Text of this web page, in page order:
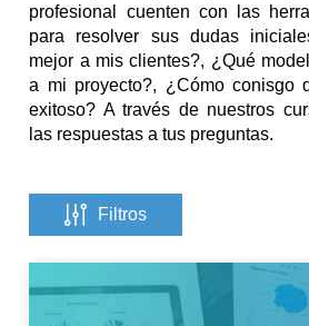
profesional cuenten con las
para resolver sus dudas
mejor a mis clientes?, ¿Qué
a mi proyecto?, ¿Cómo conisgo
exitoso? A través de nuestros
las respuestas a tus preguntas.
Filtros